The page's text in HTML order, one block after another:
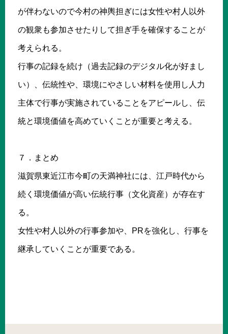
が伴わないので今村の神輿担ぎには女性や村人以外
の観衆も参加させたりして担ぎ手を確保することが
考えられる。
行事の記録を続け（過去記録のデジタル化が好まし
い）、伝統性や、環境にやさしい材料を使用し人力
主体で行事が実施されていることをアピールし、伝
統と環境価値を高めていくことが重要と考える。
７．まとめ
滋賀県東近江市今町の天満神社には、江戸時代から
続く環境価値が高い伝統行事（文化資産）が存在す
る。
女性や村人以外の行事参加や、PRを強化し、行事を
継承していくことが重要である。